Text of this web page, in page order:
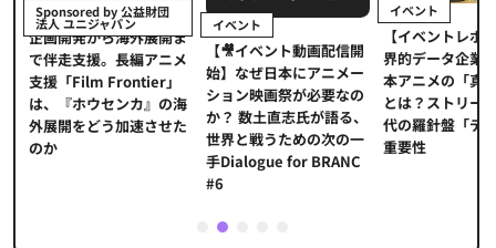
Sponsored by 公益財団
法人 ユニジャパン
企画開発から海外展開ま
で伴走支援。長編アニメ
支援「Film Frontier」
は、『ホウセンカ』の海
外展開をどう加速させた
のか
イベント
【🎥イベント動画配信開
始】なぜ日本にアニメー
ション映画祭が必要なの
か？ 数土直志氏が語る、
世界と戦うための次の一
手Dialogue for BRANC
#6
イベント
【イベントレポ
界的データ企業
本アニメの「真
とは？ストリー
代の羅針盤「デ
重要性
2